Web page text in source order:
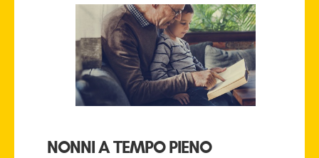
NONNI A TEMPO PIENO